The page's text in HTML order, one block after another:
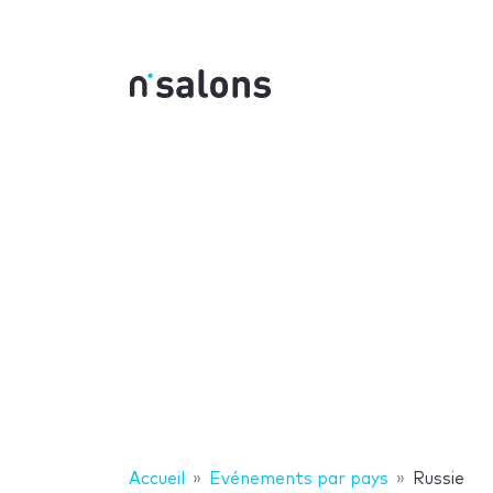
Accueil Evénements par pays Russie